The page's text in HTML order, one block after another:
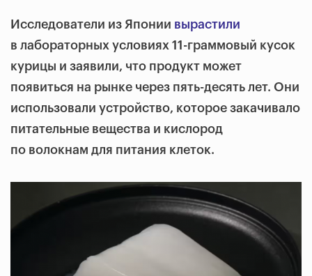
Исследователи из Японии вырастили
в лабораторных условиях 11-граммовый кусок
курицы и заявили, что продукт может
появиться на рынке через пять-десять лет. Они
использовали устройство, которое закачивало
питательные вещества и кислород
по волокнам для питания клеток.